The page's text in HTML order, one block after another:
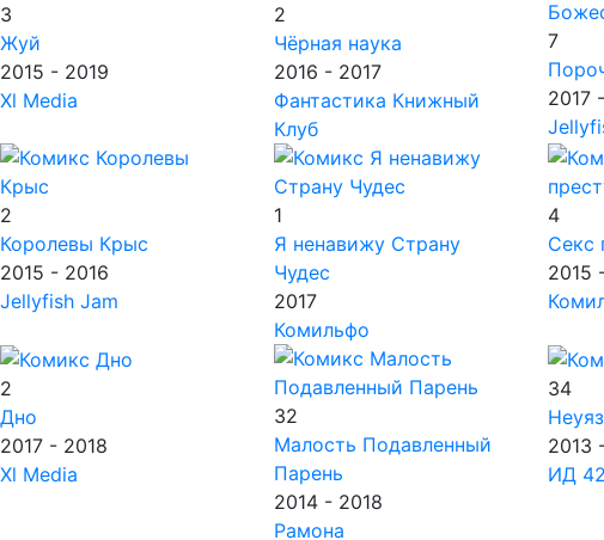
3
Жуй
2015 - 2019
Xl Media
2
Чёрная наука
2016 - 2017
Фантастика Книжный
Клуб
7
2017
2
Королевы Крыс
2015 - 2016
Jellyfish Jam
1
Я ненавижу Страну
Чудес
2017
Комильфо
4
Секс
2015
2
Дно
2017 - 2018
Xl Media
32
Малость Подавленный
Парень
2014 - 2018
Рамона
34
2013
ИД 42